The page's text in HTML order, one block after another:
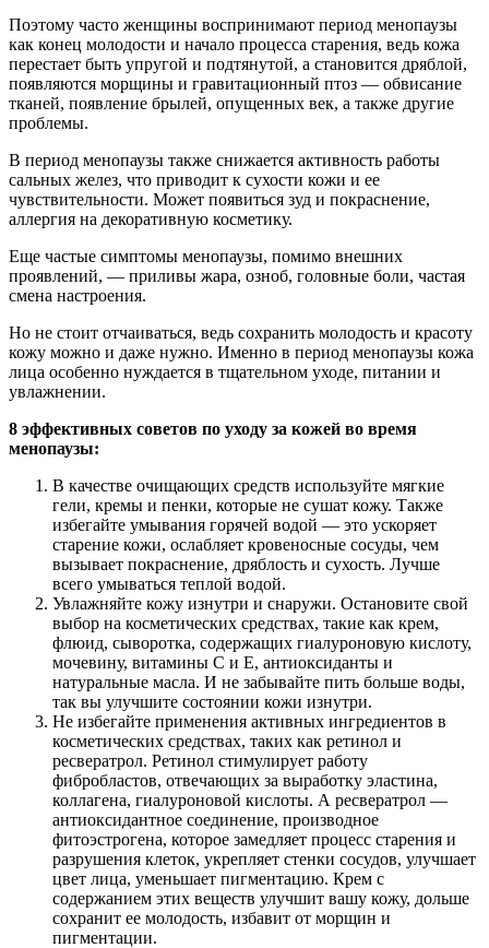
Поэтому часто женщины воспринимают период менопаузы
как конец молодости и начало процесса старения, ведь кожа
перестает быть упругой и подтянутой, а становится дряблой,
появляются морщины и гравитационный птоз — обвисание
тканей, появление брылей, опущенных век, а также другие
проблемы.
В период менопаузы также снижается активность работы
сальных желез, что приводит к сухости кожи и ее
чувствительности. Может появиться зуд и покраснение,
аллергия на декоративную косметику.
Еще частые симптомы менопаузы, помимо внешних
проявлений, — приливы жара, озноб, головные боли, частая
смена настроения.
Но не стоит отчаиваться, ведь сохранить молодость и красоту
кожу можно и даже нужно. Именно в период менопаузы кожа
лица особенно нуждается в тщательном уходе, питании и
увлажнении.
8 эффективных советов по уходу за кожей во время
менопаузы:
В качестве очищающих средств используйте мягкие
гели, кремы и пенки, которые не сушат кожу. Также
избегайте умывания горячей водой — это ускоряет
старение кожи, ослабляет кровеносные сосуды, чем
вызывает покраснение, дряблость и сухость. Лучше
всего умываться теплой водой.
Увлажняйте кожу изнутри и снаружи. Остановите свой
выбор на косметических средствах, такие как крем,
флюид, сыворотка, содержащих гиалуроновую кислоту,
мочевину, витамины С и Е, антиоксиданты и
натуральные масла. И не забывайте пить больше воды,
так вы улучшите состоянии кожи изнутри.
Не избегайте применения активных ингредиентов в
косметических средствах, таких как ретинол и
ресвератрол. Ретинол стимулирует работу
фибробластов, отвечающих за выработку эластина,
коллагена, гиалуроновой кислоты. А ресвератрол —
антиоксидантное соединение, производное
фитоэстрогена, которое замедляет процесс старения и
разрушения клеток, укрепляет стенки сосудов, улучшает
цвет лица, уменьшает пигментацию. Крем с
содержанием этих веществ улучшит вашу кожу, дольше
сохранит ее молодость, избавит от морщин и
пигментации.